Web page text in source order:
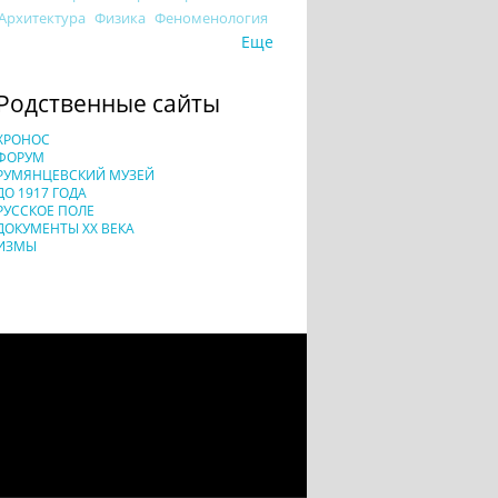
Физика Феноменология
Еще
сайты
МУЗЕЙ
1917 ГОДА
ПОЛЕ
XX ВЕКА